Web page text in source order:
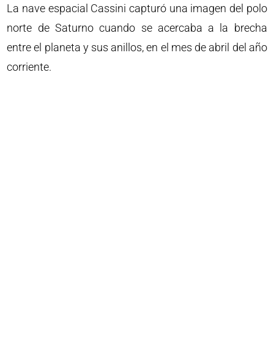
La nave espacial Cassini capturó una imagen del polo
norte de Saturno cuando se acercaba a la brecha
entre el planeta y sus anillos, en el mes de abril del año
corriente.